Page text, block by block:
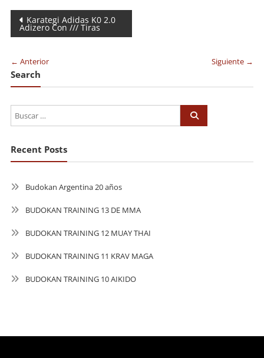
Navegación
de
entradas
Karategi Adidas K0 2.0
Adizero Con /// Tiras
← Anterior Siguiente →
Search
Recent Posts
Budokan Argentina 20 años
BUDOKAN TRAINING 13 DE MMA
BUDOKAN TRAINING 12 MUAY THAI
BUDOKAN TRAINING 11 KRAV MAGA
BUDOKAN TRAINING 10 AIKIDO